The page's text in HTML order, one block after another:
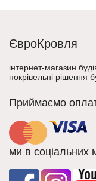
ЄвроКровля
інтернет-магазин
покрівельні рішення
Приймаємо
ми в соціальних